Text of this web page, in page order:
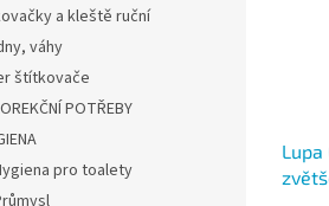
a kleště ruční
váhy
štítkovače
POTŘEBY
pro toalety
Lupa